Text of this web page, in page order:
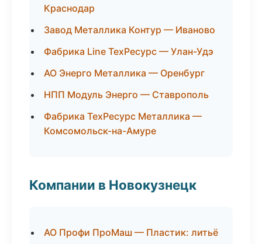
Краснодар
Завод Металлика Контур — Иваново
Фабрика Line ТехРесурс — Улан-Удэ
АО Энерго Металлика — Оренбург
НПП Модуль Энерго — Ставрополь
Фабрика ТехРесурс Металлика —
Комсомольск-на-Амуре
Компании в Новокузнецк
АО Профи ПроМаш — Пластик: литьё